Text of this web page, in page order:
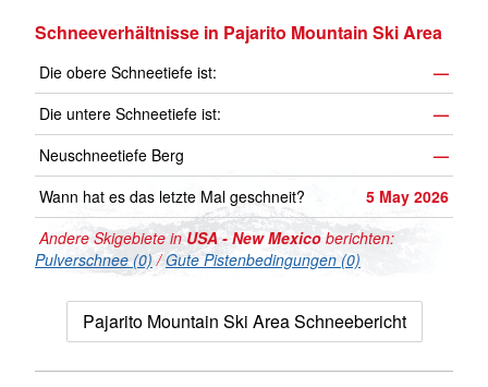
Schneeverhältnisse in Pajarito Mountain Ski Area
Die obere Schneetiefe ist:
—
Die untere Schneetiefe ist:
—
Neuschneetiefe Berg
—
Wann hat es das letzte Mal geschneit?
5 May 2026
Andere Skigebiete inUSA - New Mexico berichten:
Pulverschnee (0)/Gute Pistenbedingungen (0)
Pajarito Mountain Ski Area Schneebericht